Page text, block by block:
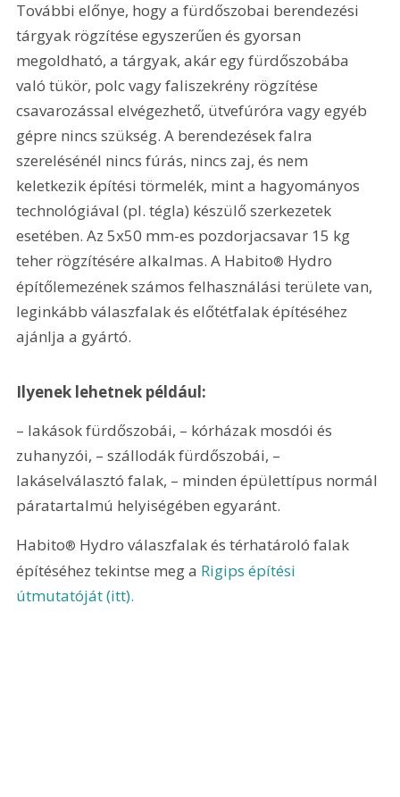
További előnye, hogy a fürdőszobai berendezési
tárgyak rögzítése egyszerűen és gyorsan
megoldható, a tárgyak, akár egy fürdőszobába
való tükör, polc vagy faliszekrény rögzítése
csavarozással elvégezhető, ütvefúróra vagy egyéb
gépre nincs szükség. A berendezések falra
szerelésénél nincs fúrás, nincs zaj, és nem
keletkezik építési törmelék, mint a hagyományos
technológiával (pl. tégla) készülő szerkezetek
esetében. Az 5x50 mm-es pozdorjacsavar 15 kg
teher rögzítésére alkalmas. A Habito® Hydro
építőlemezének számos felhasználási területe van,
leginkább válaszfalak és előtétfalak építéséhez
ajánlja a gyártó.
Ilyenek lehetnek például:
– lakások fürdőszobái, – kórházak mosdói és
zuhanyzói, – szállodák fürdőszobái, –
lakáselválasztó falak, – minden épülettípus normál
páratartalmú helyiségében egyaránt.
Habito® Hydro válaszfalak és térhatároló falak
építéséhez tekintse meg a Rigips építési
útmutatóját (itt).